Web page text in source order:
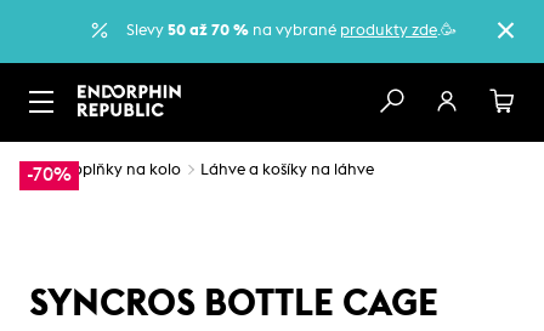
Slevy 50 až 70 % na vybrané produkty zde.🥳
-70%
… Doplňky na kolo Láhve a košíky na láhve
SYNCROS BOTTLE CAGE